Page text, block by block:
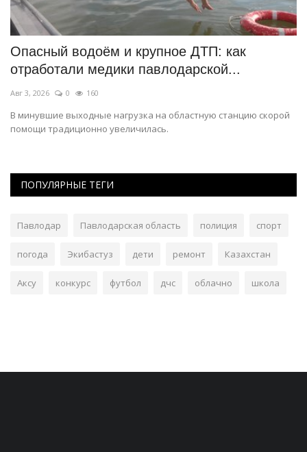
Опасный водоём и крупное ДТП: как
отработали медики павлодарской...
Авг 3, 2026 0 160
В минувшие выходные нагрузка на областную станцию скорой
помощи традиционно увеличилась.
ПОПУЛЯРНЫЕ ТЕГИ
Павлодар Павлодарская область полиция спорт
погода Экибастуз дети ремонт Казахстан
Аксу конкурс футбол дчс облачно школа